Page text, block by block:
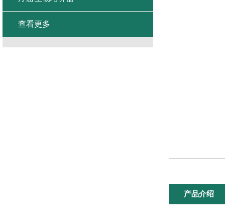
产品介绍
查看更多